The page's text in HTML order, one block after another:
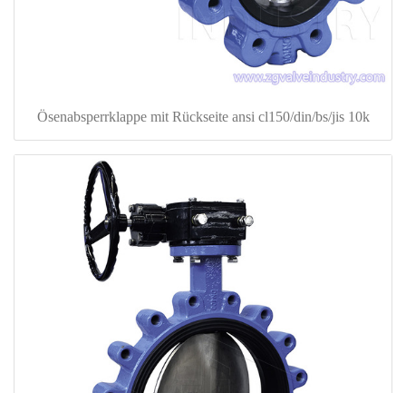
Ösenabsperrklappe mit Rückseite ansi cl150/din/bs/jis 10k